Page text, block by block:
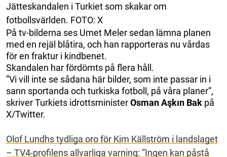
Jätteskandalen i Turkiet som skakar om
fotbollsvärlden. FOTO: X
På tv-bilderna ses Umet Meler sedan lämna planen
med en rejäl blåtira, och han rapporteras nu vårdas
för en fraktur i kindbenet.
Skandalen har fördömts på flera håll.
”Vi vill inte se sådana här bilder, som inte passar in i
sann sportanda och turkiska fotboll, på våra planer”,
skriver Turkiets idrottsministerOsman Aşkın Bak på
X/Twitter.
Olof Lundhs tydliga oro för Kim Källström i landslaget
– TV4-profilens allvarliga varning: ”Ingen kan påstå